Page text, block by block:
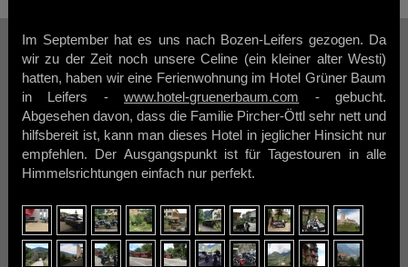
Im September hat es uns nach Bozen-Leifers gezogen. Da
wir zu der Zeit noch unsere Celine (ein kleiner alter Westi)
hatten, haben wir eine Ferienwohnung im Hotel Grüner Baum
in Leifers -www.hotel-gruenerbaum.com - gebucht.
Abgesehen davon, dass die Familie Pircher-Öttl sehr nett und
hilfsbereit ist, kann man dieses Hotel in jeglicher Hinsicht nur
empfehlen. Der Ausgangspunkt ist für Tagestouren in alle
Himmelsrichtungen einfach nur perfekt.